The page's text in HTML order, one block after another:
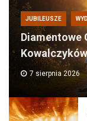
JUBILEUSZE
Diamentowe
Kowalczyków
7 sierpnia 2026